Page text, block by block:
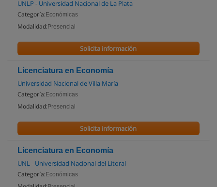
UNLP - Universidad Nacional de La Plata
Categoría: Económicas
Modalidad: Presencial
Solicita información
Licenciatura en Economía
Universidad Nacional de Villa María
Categoría: Económicas
Modalidad: Presencial
Solicita información
Licenciatura en Economía
UNL - Universidad Nacional del Litoral
Categoría: Económicas